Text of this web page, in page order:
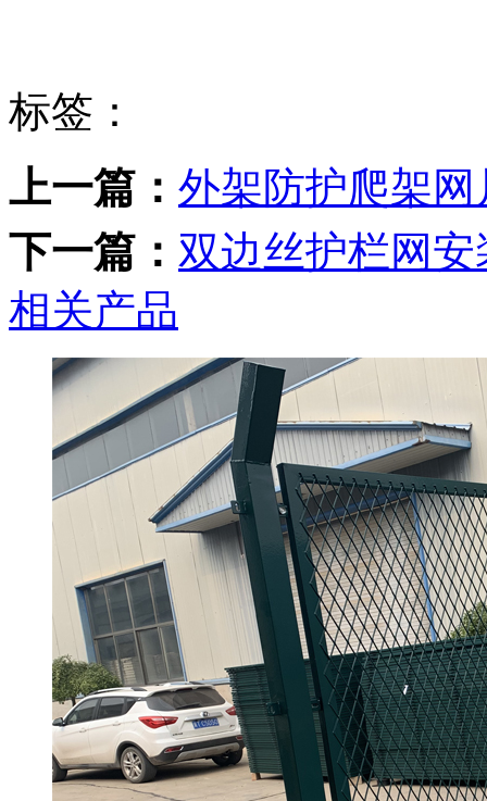
标签：
上一篇： 外架防护爬架网
下一篇： 双边丝护栏网安
相关产品